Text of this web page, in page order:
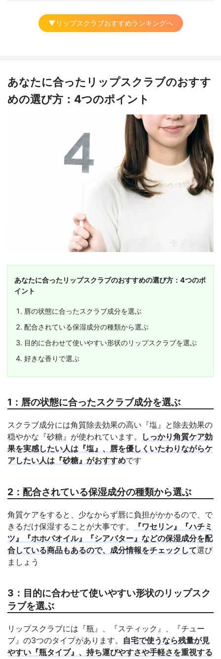
▼リップスクラブおすすめランキングへ
あなたに合ったリップスクラブのおすす
めの選び方：4つのポイント
あなたに合ったリップスクラブのおすすめの選び方：4つのポ
イント
唇の状態に合ったスクラブ成分を選ぶ
配合されている保湿成分の種類から選ぶ
目的に合わせて使いやすい形状のリップスクラブを選ぶ
好きな香りで選ぶ
1：唇の状態に合ったスクラブ成分を選ぶ
スクラブ成分には角質除去効果の高い『塩』と除去効果の
穏やかな『砂糖』が使われています。
しっかり角質ケア効
果を実感したい人は『塩』、唇を優しくいたわりながらケ
アしたい人は『砂糖』がおすすめです
2：配合されている保湿成分の種類から選ぶ
角質ケアをすると、少なからず唇に負担がかかるので、で
きるだけ保湿することが大事です。
『ワセリン』『ハチミ
ツ』『ホホバオイル』『シアバター』などの保湿成分を配
合している商品もあるので、成分情報をチェックして選び
ましょう
3：目的に合わせて使いやすい形状のリップスク
ラブを選ぶ
リップスクラブには『瓶』、『スティック』、『チュー
ブ』の3つのタイプがあります。 自宅で使うなら残量が見
やすい『瓶タイプ』、持ち運びやすさや手軽さを重視する